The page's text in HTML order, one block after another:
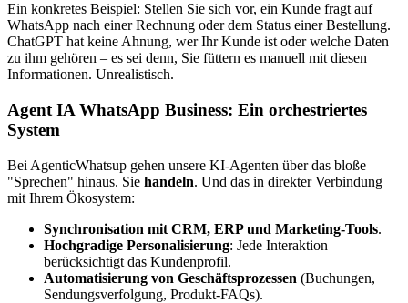
Ein konkretes Beispiel: Stellen Sie sich vor, ein Kunde fragt auf
WhatsApp nach einer Rechnung oder dem Status einer Bestellung.
ChatGPT hat keine Ahnung, wer Ihr Kunde ist oder welche Daten
zu ihm gehören – es sei denn, Sie füttern es manuell mit diesen
Informationen. Unrealistisch.
Agent IA WhatsApp Business: Ein orchestriertes
System
Bei AgenticWhatsup gehen unsere KI-Agenten über das bloße
"Sprechen" hinaus. Sie handeln. Und das in direkter Verbindung
mit Ihrem Ökosystem:
Synchronisation mit CRM, ERP und Marketing-Tools.
Hochgradige Personalisierung: Jede Interaktion
berücksichtigt das Kundenprofil.
Automatisierung von Geschäftsprozessen (Buchungen,
Sendungsverfolgung, Produkt-FAQs).